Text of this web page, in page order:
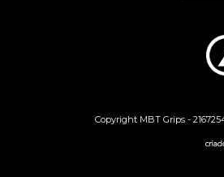
Copyright MBT Grips -